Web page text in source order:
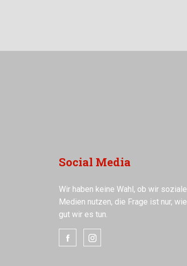
Social Media
Wir haben keine Wahl, ob wir soziale
Medien nutzen, die Frage ist nur, wie
gut wir es tun.